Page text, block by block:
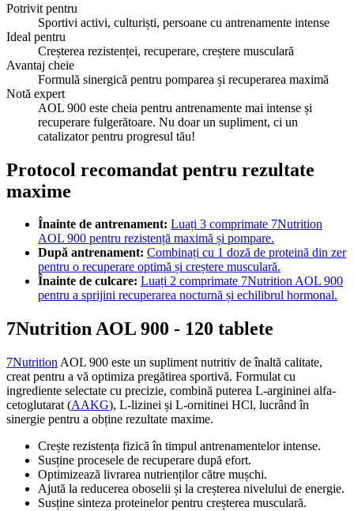
Potrivit pentru
Sportivi activi, culturiști, persoane cu antrenamente intense
Ideal pentru
Creșterea rezistenței, recuperare, creștere musculară
Avantaj cheie
Formulă sinergică pentru pomparea și recuperarea maximă
Notă expert
AOL 900 este cheia pentru antrenamente mai intense și
recuperare fulgerătoare. Nu doar un supliment, ci un
catalizator pentru progresul tău!
Protocol recomandat pentru rezultate
maxime
Înainte de antrenament: Luați 3 comprimate 7Nutrition
AOL 900 pentru rezistență maximă și pompare.
După antrenament: Combinați cu 1 doză de proteină din zer
pentru o recuperare optimă și creștere musculară.
Înainte de culcare: Luați 2 comprimate 7Nutrition AOL 900
pentru a sprijini recuperarea nocturnă și echilibrul hormonal.
7Nutrition AOL 900 - 120 tablete
7Nutrition AOL 900 este un supliment nutritiv de înaltă calitate,
creat pentru a vă optimiza pregătirea sportivă. Formulat cu
ingrediente selectate cu precizie, combină puterea L-argininei alfa-
cetoglutarat (AAKG), L-lizinei și L-ornitinei HCl, lucrând în
sinergie pentru a obține rezultate maxime.
Crește rezistența fizică în timpul antrenamentelor intense.
Susține procesele de recuperare după efort.
Optimizează livrarea nutrienților către mușchi.
Ajută la reducerea oboselii și la creșterea nivelului de energie.
Susține sinteza proteinelor pentru creșterea musculară.